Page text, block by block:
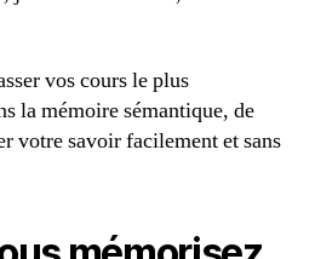
vos cours le plus
la mémoire sémantique, de
votre savoir facilement et sans